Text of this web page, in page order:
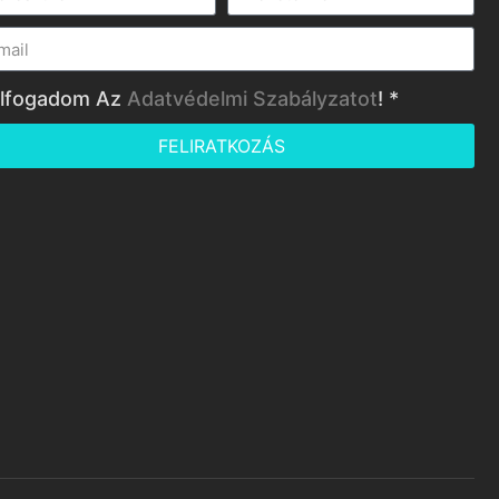
Az Adatvédelmi Szabályzatot! *
FELIRATKOZÁS